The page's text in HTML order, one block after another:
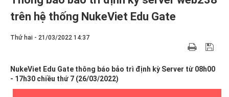
trên hệ thống NukeViet Edu Gate
Thứ hai - 21/03/2022 14:37
NukeViet Edu Gate thông báo bảo trì định kỳ Server từ 08h00
- 17h30 chiều thứ 7 (26/03/2022)